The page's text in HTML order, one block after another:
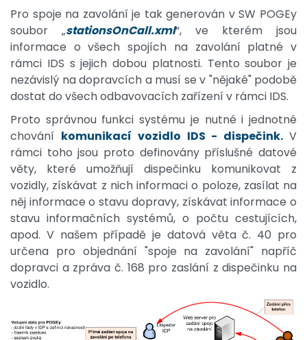
Pro spoje na zavolání je tak generován v SW POGEy
soubor „stationsOnCall.xml“, ve kterém jsou
informace o všech spojích na zavolání platné v
rámci IDS s jejich dobou platnosti. Tento soubor je
nezávislý na dopravcích a musí se v "nějaké" podobě
dostat do všech odbavovacích zařízení v rámci IDS.
Proto správnou funkci systému je nutné i jednotné
chování komunikací vozidlo IDS - dispečink.V
rámci toho jsou proto definovány příslušné datové
věty, které umožňují dispečinku komunikovat z
vozidly, získávat z nich informaci o poloze, zasílat na
něj informace o stavu dopravy, získávat informace o
stavu informačních systémů, o počtu cestujících,
apod. V našem případě je datová věta č. 40 pro
určena pro objednání "spoje na zavolání" napříč
dopravci a zpráva č. 168 pro zaslání z dispečinku na
vozidlo.